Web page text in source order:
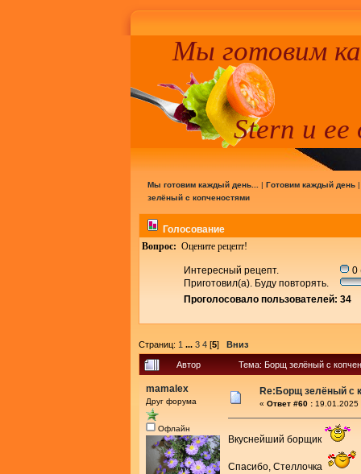
Мы готовим
Stern и ее
Мы готовим каждый день... | Готовим каждый день
зелёный с копченостями
Голосование
Вопрос: Оцените рецепт!
Интересный рецепт.
0
Приготовил(а). Буду повторять.
Проголосовало пользователей: 34
Страниц: 1 ... 3 4 [5] Вниз
Автор Тема: Борщ зелёный с
mamalex
Друг форума
Офлайн
Re:Борщ зелёный с
« Ответ #60 : 19.01.2025
Вкуснейший борщик
Спасибо, Стеллочка